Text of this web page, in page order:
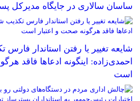
ساسان سالاری در جایگاه مدیرکل
شایعه تغییر یا رفتن استاندار
احمدی‌زاده: اینگونه ادعاها فاقد
است